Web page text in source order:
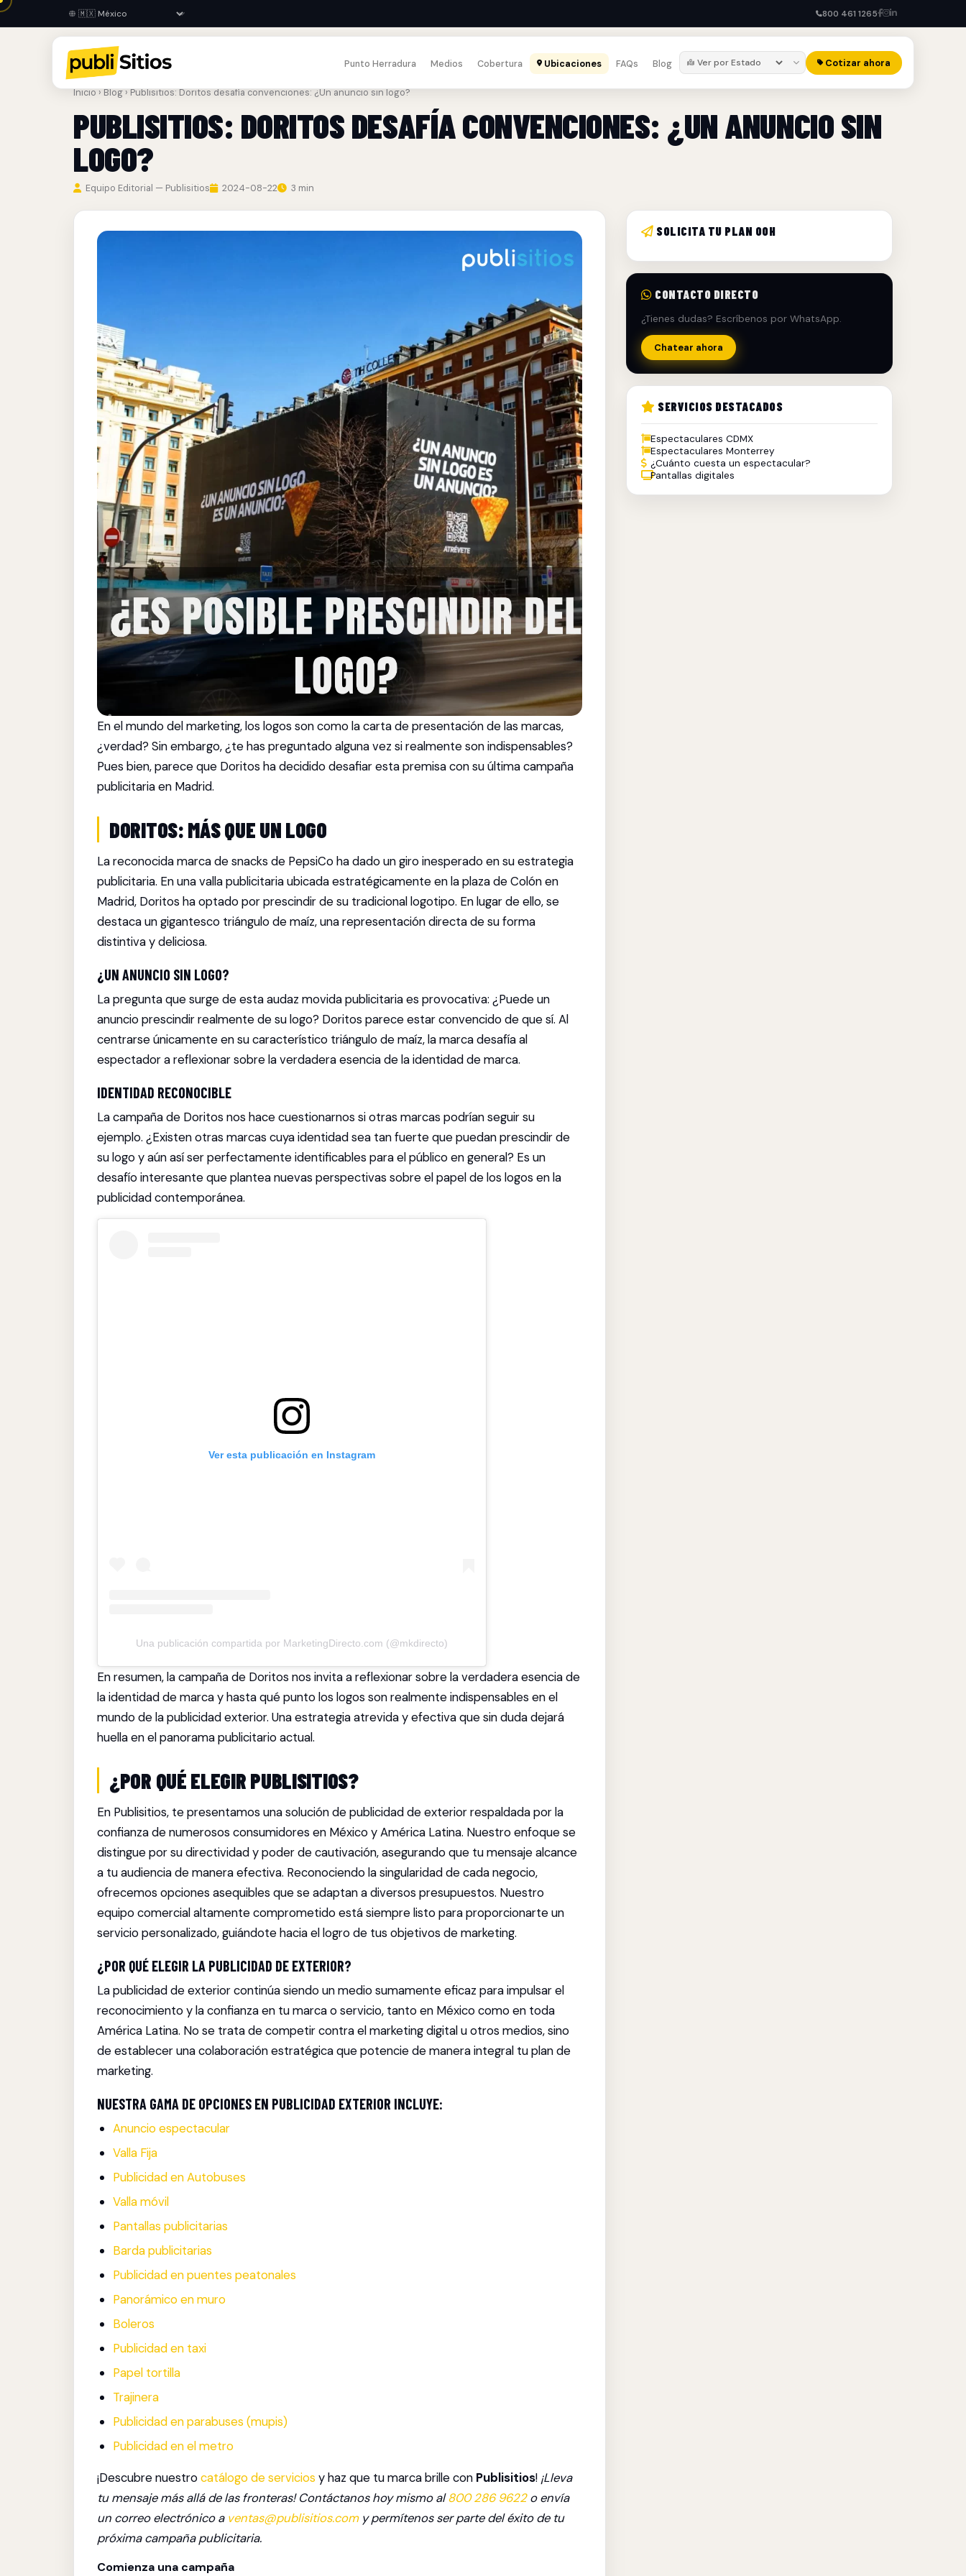
800 461 1265
Punto Herradura Medios Cobertura Ubicaciones FAQs Blog Cotizar ahora
Inicio›Blog› Publisitios: Doritos desafía convenciones: ¿Un anuncio sin logo?
PUBLISITIOS: DORITOS DESAFÍA CONVENCIONES: ¿UN ANUNCIO SIN
LOGO?
Equipo Editorial — Publisitios 2024-08-22 3 min
En el mundo del marketing, los logos son como la carta de presentación de las marcas,
¿verdad? Sin embargo, ¿te has preguntado alguna vez si realmente son indispensables?
Pues bien, parece que Doritos ha decidido desafiar esta premisa con su última campaña
publicitaria en Madrid.
DORITOS: MÁS QUE UN LOGO
La reconocida marca de snacks de PepsiCo ha dado un giro inesperado en su estrategia
publicitaria. En una valla publicitaria ubicada estratégicamente en la plaza de Colón en
Madrid, Doritos ha optado por prescindir de su tradicional logotipo. En lugar de ello, se
destaca un gigantesco triángulo de maíz, una representación directa de su forma
distintiva y deliciosa.
¿UN ANUNCIO SIN LOGO?
La pregunta que surge de esta audaz movida publicitaria es provocativa: ¿Puede un
anuncio prescindir realmente de su logo? Doritos parece estar convencido de que sí. Al
centrarse únicamente en su característico triángulo de maíz, la marca desafía al
espectador a reflexionar sobre la verdadera esencia de la identidad de marca.
IDENTIDAD RECONOCIBLE
La campaña de Doritos nos hace cuestionarnos si otras marcas podrían seguir su
ejemplo. ¿Existen otras marcas cuya identidad sea tan fuerte que puedan prescindir de
su logo y aún así ser perfectamente identificables para el público en general? Es un
desafío interesante que plantea nuevas perspectivas sobre el papel de los logos en la
publicidad contemporánea.
Ver esta publicación en Instagram
Una publicación compartida por MarketingDirecto.com (@mkdirecto)
En resumen, la campaña de Doritos nos invita a reflexionar sobre la verdadera esencia de
la identidad de marca y hasta qué punto los logos son realmente indispensables en el
mundo de la publicidad exterior. Una estrategia atrevida y efectiva que sin duda dejará
huella en el panorama publicitario actual.
¿POR QUÉ ELEGIR PUBLISITIOS?
En Publisitios, te presentamos una solución de publicidad de exterior respaldada por la
confianza de numerosos consumidores en México y América Latina. Nuestro enfoque se
distingue por su directividad y poder de cautivación, asegurando que tu mensaje alcance
a tu audiencia de manera efectiva. Reconociendo la singularidad de cada negocio,
ofrecemos opciones asequibles que se adaptan a diversos presupuestos. Nuestro
equipo comercial altamente comprometido está siempre listo para proporcionarte un
servicio personalizado, guiándote hacia el logro de tus objetivos de marketing.
¿POR QUÉ ELEGIR LA PUBLICIDAD DE EXTERIOR?
La publicidad de exterior continúa siendo un medio sumamente eficaz para impulsar el
reconocimiento y la confianza en tu marca o servicio, tanto en México como en toda
América Latina. No se trata de competir contra el marketing digital u otros medios, sino
de establecer una colaboración estratégica que potencie de manera integral tu plan de
marketing.
NUESTRA GAMA DE OPCIONES EN PUBLICIDAD EXTERIOR INCLUYE:
Anuncio espectacular
Valla Fija
Publicidad en Autobuses
Valla móvil
Pantallas publicitarias
Barda publicitarias
Publicidad en puentes peatonales
Panorámico en muro
Boleros
Publicidad en taxi
Papel tortilla
Trajinera
Publicidad en parabuses (mupis)
Publicidad en el metro
¡Descubre nuestrocatálogo de servicios y haz que tu marca brille con Publisitios! ¡Lleva
tu mensaje más allá de las fronteras! Contáctanos hoy mismo al800 286 9622o envía
un correo electrónico a ventas@publisitios.comy permítenos ser parte del éxito de tu
próxima campaña publicitaria.
Comienza una campaña
SOLICITA TU PLAN OOH
CONTACTO DIRECTO
¿Tienes dudas? Escríbenos por WhatsApp.
Chatear ahora
SERVICIOS DESTACADOS
Espectaculares CDMX
Espectaculares Monterrey
¿Cuánto cuesta un espectacular?
Pantallas digitales